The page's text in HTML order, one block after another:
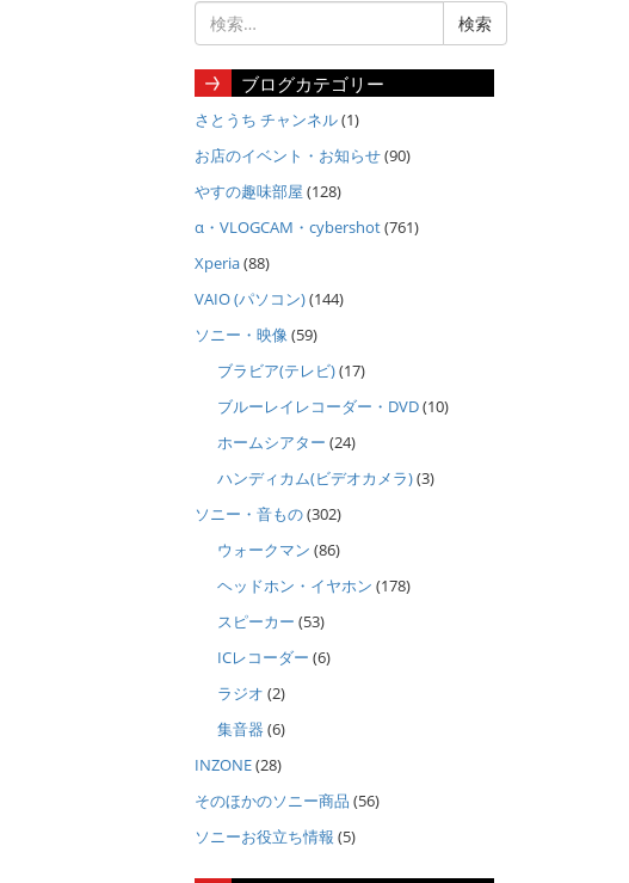
ブログカテゴリー
さとうち チャンネル(1)
お店のイベント・お知らせ(90)
やすの趣味部屋 (128)
α・VLOGCAM・cybershot(761)
Xperia(88)
VAIO (パソコン)(144)
ソニー・映像(59)
ブラビア(テレビ)(17)
ブルーレイレコーダー・DVD(10)
ホームシアター (24)
ハンディカム(ビデオカメラ)(3)
ソニー・音もの(302)
ウォークマン (86)
ヘッドホン・イヤホン (178)
スピーカー (53)
ICレコーダー (6)
ラジオ (2)
集音器 (6)
INZONE(28)
そのほかのソニー商品 (56)
ソニーお役立ち情報 (5)